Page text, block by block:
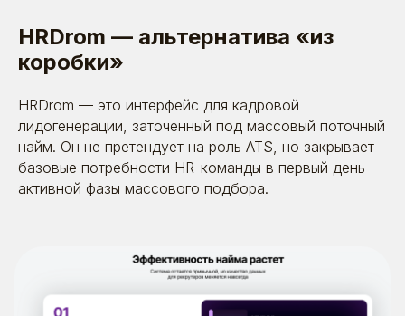
HRDrom — альтернатива «из
коробки»
HRDrom — это интерфейс для кадровой
лидогенерации, заточенный под массовый поточный
найм. Он не претендует на роль ATS, но закрывает
базовые потребности HR-команды в первый день
активной фазы массового подбора.